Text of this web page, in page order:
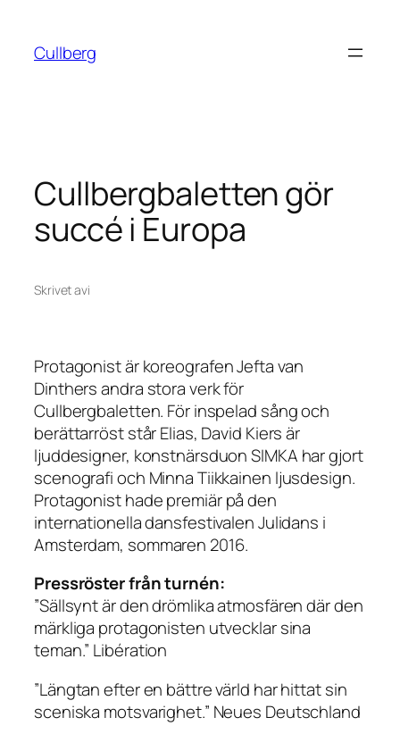
innehåll
Cullberg
Cullbergbaletten gör
succé i Europa
Skrivet avi
Protagonistär koreografen Jefta van
Dinthers andra stora verk för
Cullbergbaletten. För inspelad sång och
berättarröst står Elias, David Kiers är
ljuddesigner, konstnärsduon SIMKA har gjort
scenografi och Minna Tiikkainen ljusdesign.
Protagonisthade premiär på den
internationella dansfestivalen Julidans i
Amsterdam, sommaren 2016.
Pressröster från turnén:
”Sällsynt är den drömlika atmosfären där den
märkliga protagonisten utvecklar sina
teman.” Libération
”Längtan efter en bättre värld har hittat sin
sceniska motsvarighet.” Neues Deutschland